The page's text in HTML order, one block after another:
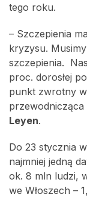
tego roku.
– Szczepienia
kryzysu.
szczepienia.
proc. dorosłej
punkt zwrotny w
przewodnicząca
Leyen.
Do 23 stycznia
najmniej jedną
ok. 8 mln ludzi,
we Włoszech –